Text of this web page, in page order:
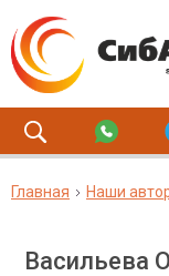
Главная Наши
Васильева